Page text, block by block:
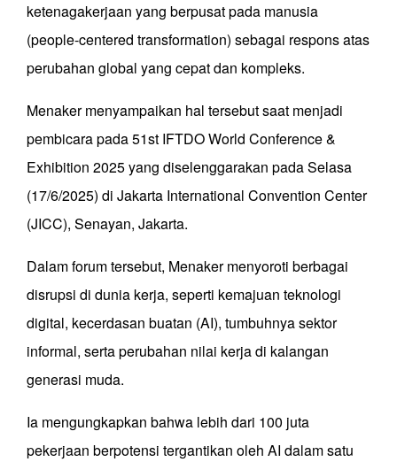
ketenagakerjaan yang berpusat pada manusia
(people-centered transformation) sebagai respons atas
perubahan global yang cepat dan kompleks.
Menaker menyampaikan hal tersebut saat menjadi
pembicara pada 51st IFTDO World Conference &
Exhibition 2025 yang diselenggarakan pada Selasa
(17/6/2025) di Jakarta International Convention Center
(JICC), Senayan, Jakarta.
Dalam forum tersebut, Menaker menyoroti berbagai
disrupsi di dunia kerja, seperti kemajuan teknologi
digital, kecerdasan buatan (AI), tumbuhnya sektor
informal, serta perubahan nilai kerja di kalangan
generasi muda.
Ia mengungkapkan bahwa lebih dari 100 juta
pekerjaan berpotensi tergantikan oleh AI dalam satu